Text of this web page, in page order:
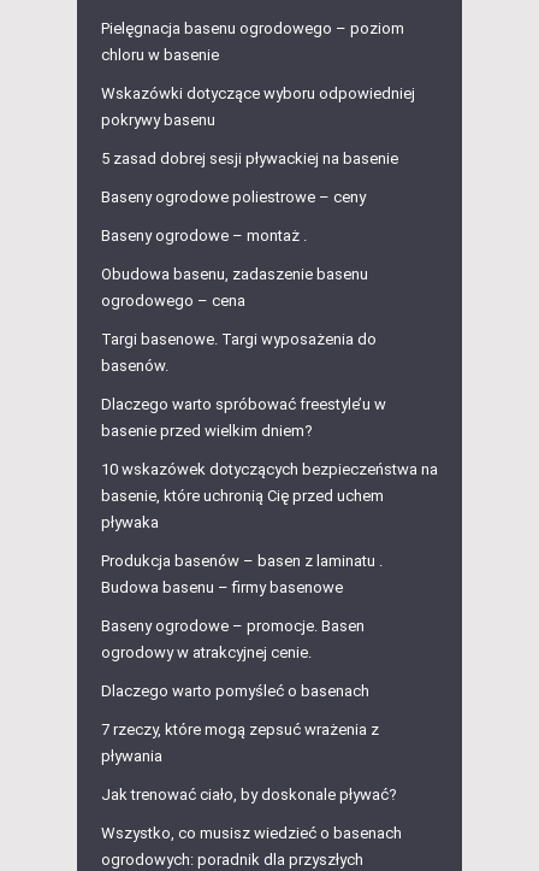
Pielęgnacja basenu ogrodowego – poziom
chloru w basenie
Wskazówki dotyczące wyboru odpowiedniej
pokrywy basenu
5 zasad dobrej sesji pływackiej na basenie
Baseny ogrodowe poliestrowe – ceny
Baseny ogrodowe – montaż .
Obudowa basenu, zadaszenie basenu
ogrodowego – cena
Targi basenowe. Targi wyposażenia do
basenów.
Dlaczego warto spróbować freestyle’u w
basenie przed wielkim dniem?
10 wskazówek dotyczących bezpieczeństwa na
basenie, które uchronią Cię przed uchem
pływaka
Produkcja basenów – basen z laminatu .
Budowa basenu – firmy basenowe
Baseny ogrodowe – promocje. Basen
ogrodowy w atrakcyjnej cenie.
Dlaczego warto pomyśleć o basenach
7 rzeczy, które mogą zepsuć wrażenia z
pływania
Jak trenować ciało, by doskonale pływać?
Wszystko, co musisz wiedzieć o basenach
ogrodowych: poradnik dla przyszłych